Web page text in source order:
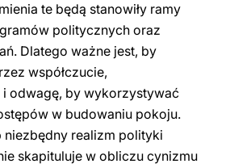
te będą stanowiły ramy
politycznych oraz
Dlatego ważne jest, by
współczucie,
odwagę, by wykorzystywać
w budowaniu pokoju.
niezbędny realizm polityki
skapituluje w obliczu cynizmu